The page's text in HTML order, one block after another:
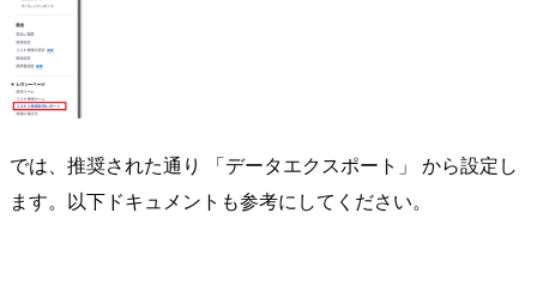
では、推奨された通り 「データエクスポート」 から設定し
ます。以下ドキュメントも参考にしてください。